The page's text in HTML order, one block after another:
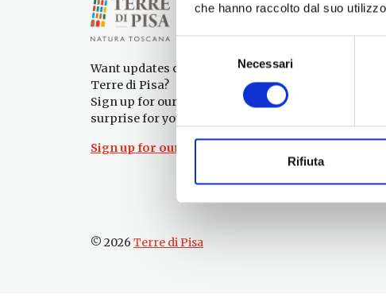
che hanno raccolto dal suo
del
Necessari
Rifiuta
Want updates on what to do and see in the
Terre di Pisa?
Sign up for our newsletter! An immediate
surprise for you!
Sign up for our Newsletter!
© 2026 Terre di Pisa